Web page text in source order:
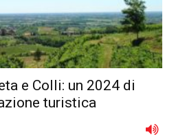
e Colli: un 2024 di
turistica